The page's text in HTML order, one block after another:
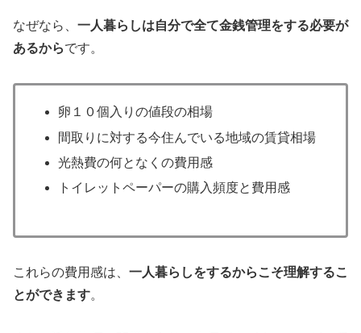
なぜなら、 一人暮らしは自分で全て金銭管理をする必要が
あるからです。
卵１０個入りの値段の相場
間取りに対する今住んでいる地域の賃貸相場
光熱費の何となくの費用感
トイレットペーパーの購入頻度と費用感
これらの費用感は、 一人暮らしをするからこそ理解するこ
とができます。